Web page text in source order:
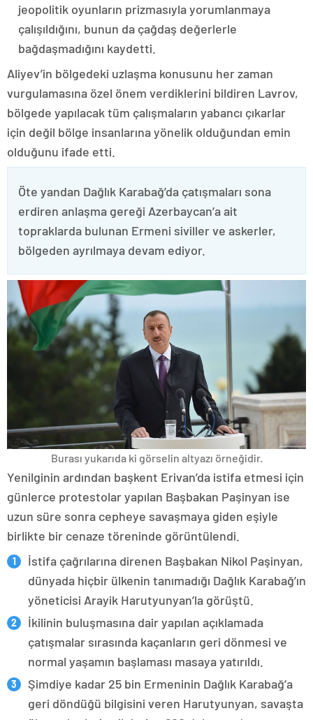
jeopolitik oyunların prizmasıyla yorumlanmaya
çalışıldığını, bunun da çağdaş değerlerle
bağdaşmadığını kaydetti.
Aliyev’in bölgedeki uzlaşma konusunu her zaman
vurgulamasına özel önem verdiklerini bildiren Lavrov,
bölgede yapılacak tüm çalışmaların yabancı çıkarlar
için değil bölge insanlarına yönelik olduğundan emin
olduğunu ifade etti.
Öte yandan Dağlık Karabağ’da çatışmaları sona
erdiren anlaşma gereği Azerbaycan’a ait
topraklarda bulunan Ermeni siviller ve askerler,
bölgeden ayrılmaya devam ediyor.
Burası yukarıda ki görselin altyazı örneğidir.
Yenilginin ardından başkent Erivan’da istifa etmesi için
günlerce protestolar yapılan Başbakan Paşinyan ise
uzun süre sonra cepheye savaşmaya giden eşiyle
birlikte bir cenaze töreninde görüntülendi.
İstifa çağrılarına direnen Başbakan Nikol Paşinyan,
dünyada hiçbir ülkenin tanımadığı Dağlık Karabağ’ın
yöneticisi Arayik Harutyunyan’la görüştü.
İkilinin buluşmasına dair yapılan açıklamada
çatışmalar sırasında kaçanların geri dönmesi ve
normal yaşamın başlaması masaya yatırıldı.
Şimdiye kadar 25 bin Ermeninin Dağlık Karabağ’a
geri döndüğü bilgisini veren Harutyunyan, savaşta